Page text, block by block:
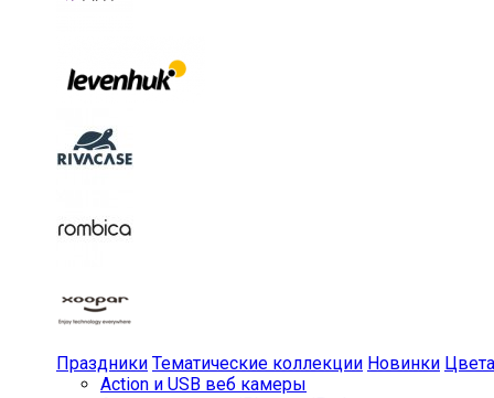
Праздники Тематические коллекции Новинки Цвета
Action и USB веб камеры